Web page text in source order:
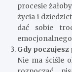
procesie
życia i
dać sobie
Gdy
Nie ma ściśle